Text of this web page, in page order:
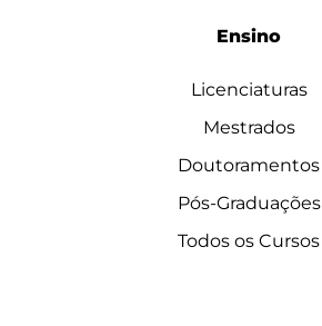
Ensino
Licenciaturas
Mestrados
Doutoramentos
Pós-Graduações
Todos os Cursos